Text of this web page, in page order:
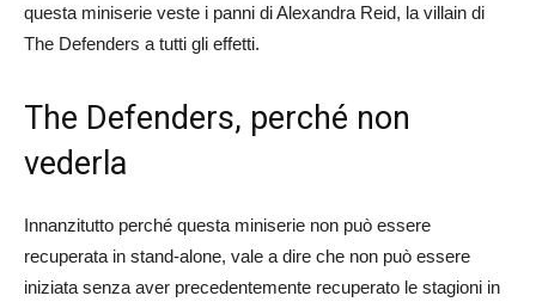
questa miniserie veste i panni di Alexandra Reid, la villain di
The Defenders a tutti gli effetti.
The Defenders, perché non
vederla
Innanzitutto perché questa miniserie non può essere
recuperata in stand-alone, vale a dire che non può essere
iniziata senza aver precedentemente recuperato le stagioni in